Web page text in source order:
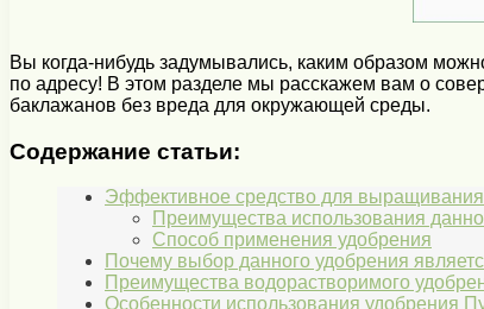
Вы когда-нибудь задумывались, каким образом
по адресу! В этом разделе мы расскажем вам о
баклажанов без вреда для окружающей среды.
Содержание статьи:
Эффективное средство для выращивания
Преимущества использования
Способ применения удобрения
Почему выбор данного удобрения
Преимущества водорастворимого
Особенности использования удобрения